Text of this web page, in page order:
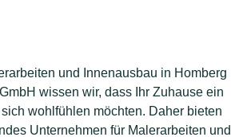
und Innenausbau in Homberg
wissen wir, dass Ihr Zuhause ein
wohlfühlen möchten. Daher bieten
Unternehmen für Malerarbeiten und